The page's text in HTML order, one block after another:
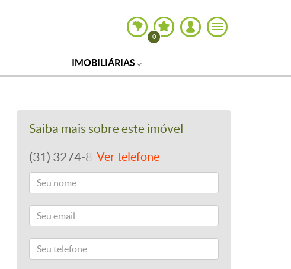
0
IMOBILIÁRIAS
Saiba mais sobre este imóvel
(31) 3274-8122Ver telefone